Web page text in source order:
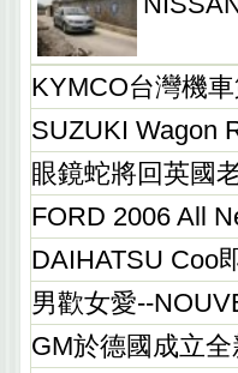
KYMCO台灣機
SUZUKI Wagon
眼鏡蛇將回英國
FORD 2006 All
DAIHATSU Coo
男歡女愛--
GM於德國成立全